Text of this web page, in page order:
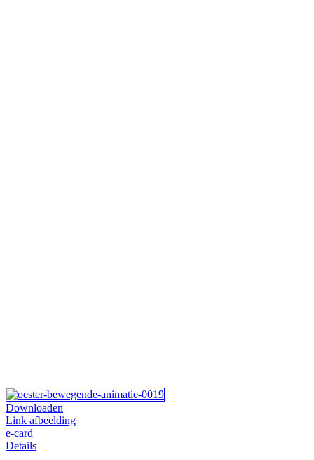
Downloaden
Link afbeelding
e-card
Details